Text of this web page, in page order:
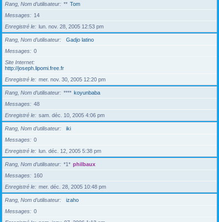
Rang, Nom d’utilisateur ** Tom
Messages
14
Enregistré le
lun. nov. 28, 2005 12:53 pm
Rang, Nom d’utilisateur
Gadjo latino
Messages
0
Site Internet
http://joseph.lipomi.free.fr
Enregistré le
mer. nov. 30, 2005 12:20 pm
Rang, Nom d’utilisateur **** koyunbaba
Messages
48
Enregistré le
sam. déc. 10, 2005 4:06 pm
Rang, Nom d’utilisateur
iki
Messages
0
Enregistré le
lun. déc. 12, 2005 5:38 pm
Rang, Nom d’utilisateur *1* philbaux
Messages
160
Enregistré le
mer. déc. 28, 2005 10:48 pm
Rang, Nom d’utilisateur
izaho
Messages
0